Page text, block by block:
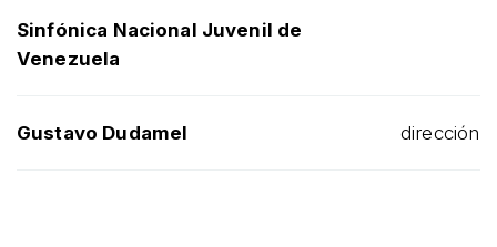
Sinfónica Nacional Juvenil de
Venezuela
Gustavo Dudamel dirección